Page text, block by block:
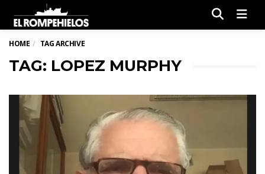
HOME TAG ARCHIVE
TAG: LOPEZ MURPHY